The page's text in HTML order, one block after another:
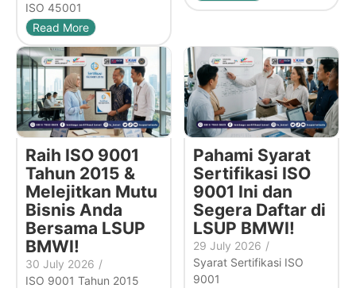
ISO 45001
Read More
Raih ISO 9001
Tahun 2015 &
Melejitkan Mutu
Bisnis Anda
Bersama LSUP
BMWI!
30 July 2026 /
ISO 9001 Tahun 2015
Pahami Syarat
Sertifikasi ISO
9001 Ini dan
Segera Daftar di
LSUP BMWI!
29 July 2026 /
Syarat Sertifikasi ISO
9001